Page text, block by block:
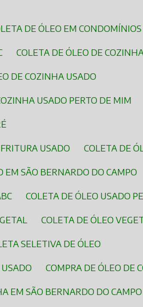
DE ÓLEO EM
COLETA DE ÓLEO DE
DE COZINHA USADO
USADO PERTO DE MIM
FRITURA USADO COLETA DE
EM SÃO BERNARDO DO CAMPO
COLETA DE ÓLEO USADO
COLETA DE ÓLEO
SELETIVA DE ÓLEO
USADO COMPRA DE ÓLEO DE
EM SÃO BERNARDO DO CAMPO